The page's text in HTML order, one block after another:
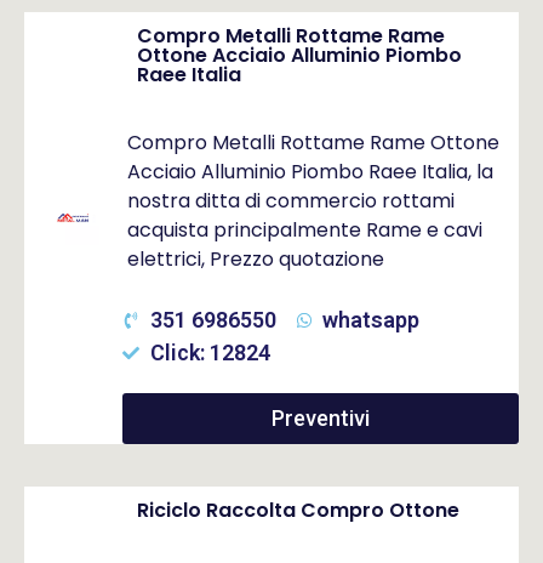
Compro Metalli Rottame Rame
Ottone Acciaio Alluminio Piombo
Raee Italia
Compro Metalli Rottame Rame Ottone
Acciaio Alluminio Piombo Raee Italia, la
nostra ditta di commercio rottami
acquista principalmente Rame e cavi
elettrici, Prezzo quotazione
351 6986550
whatsapp
Click: 12824
Preventivi
Riciclo Raccolta Compro Ottone